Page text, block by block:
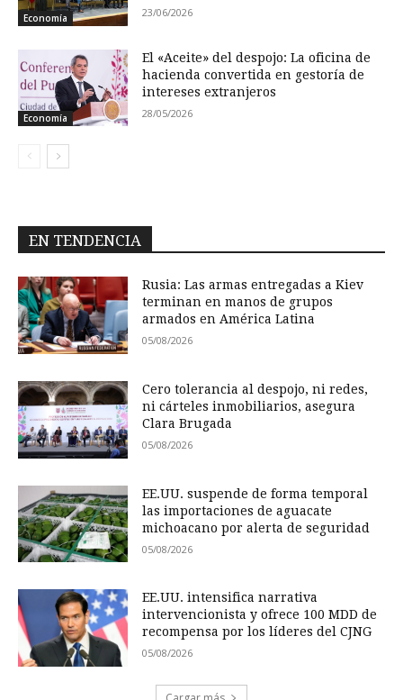
Economía 23/06/2026
Economía
El «Aceite» del despojo: La oficina de
hacienda convertida en gestoría de
intereses extranjeros
28/05/2026
EN TENDENCIA
Rusia: Las armas entregadas a Kiev
terminan en manos de grupos
armados en América Latina
05/08/2026
Cero tolerancia al despojo, ni redes,
ni cárteles inmobiliarios, asegura
Clara Brugada
05/08/2026
EE.UU. suspende de forma temporal
las importaciones de aguacate
michoacano por alerta de seguridad
05/08/2026
EE.UU. intensifica narrativa
intervencionista y ofrece 100 MDD de
recompensa por los líderes del CJNG
05/08/2026